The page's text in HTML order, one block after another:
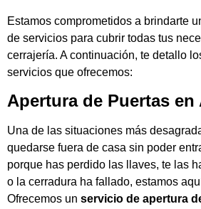
Estamos comprometidos a brindarte
de servicios para cubrir todas tus
cerrajería. A continuación, te detallo
servicios que ofrecemos:
Apertura de Puertas en
Una de las situaciones más
quedarse fuera de casa sin poder
porque has perdido las llaves, te las
o la cerradura ha fallado, estamos
Ofrecemos un servicio de apertura